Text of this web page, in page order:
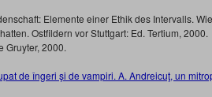
Elemente einer Ethik des Intervalls.
Ostfildern vor Stuttgart: Ed. Tertium, 2000.
Gruyter, 2000.
de îngeri şi de vampiri. A. Andreicuţ, un